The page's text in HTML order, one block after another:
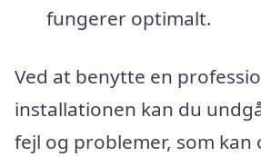
fungerer optimalt.
Ved at benytte en
installationen kan du
fejl og problemer, som kan